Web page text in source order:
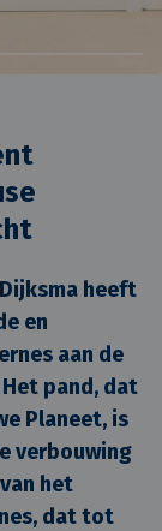
heeft
en
aan de
pand, dat
Planeet, is
verbouwing
het
dat tot